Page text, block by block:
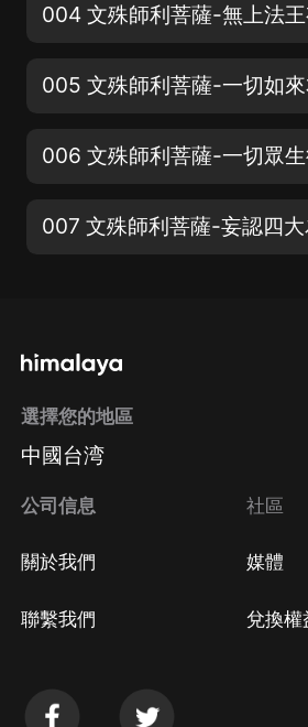
005 文殊師利菩薩-一切如
006 文殊師利菩薩-一切眾
007 文殊師利菩薩-妄認四
選擇您的地區
中國台湾
公司信息
關於我們
聯繫我們
社區
媒體
兌換權